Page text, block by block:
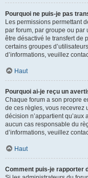
Pourquoi ne puis-je pas
Les permissions permettant
par forum, par groupe ou par
être désactivé le transfert de
certains groupes
d’informations, veuillez
Haut
Pourquoi ai-je reçu un
Chaque forum a son propre
de ces règles, vous recevrez
décision n’appartient qu’aux
aucun cas responsable du
d’informations, veuillez
Haut
Comment puis-je rapporter